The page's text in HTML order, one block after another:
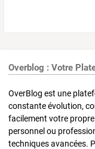
Overblog : Votre
OverBlog est une
constante évolution,
facilement votre
personnel ou
techniques avancées.